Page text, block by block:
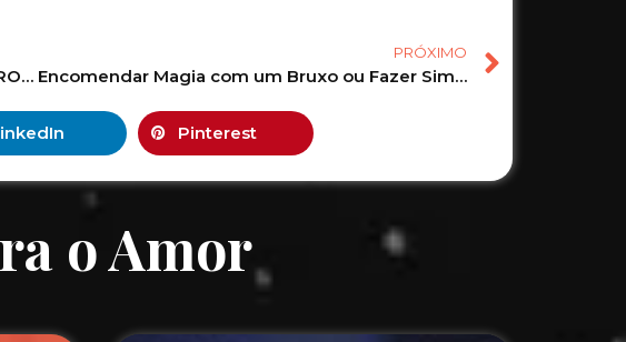
SIMPATIA PARA ACABAR COM OS VÍCIOS! – PROGRAMA WAGNER DORIM NA VIBE MUNDIAL!
PRÓXIMO
Encomendar Magia com um Bruxo ou Fazer Simpatia em Casa? Descubra a Melhor Opção!
Pinterest
o Amor